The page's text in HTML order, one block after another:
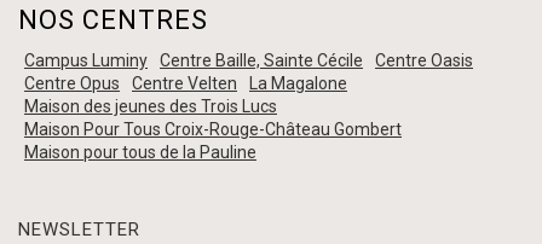
NOS CENTRES
Campus Luminy Centre Baille, Sainte Cécile
Centre Oasis
Centre Opus
Centre Velten
La Magalone
Maison des jeunes des Trois Lucs
Maison Pour Tous Croix-Rouge-Château Gombert
Maison pour tous de la Pauline
NEWSLETTER